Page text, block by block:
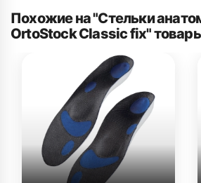
Похожие на "Стельки
OrtoStock Classic fix"